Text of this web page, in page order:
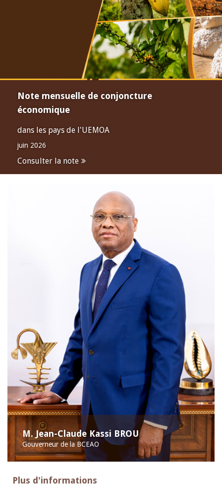
Note mensuelle de conjoncture
économique
dans les pays de l'UEMOA
juin 2026
Consulter la note
M. Jean-Claude Kassi BROU
Gouverneur de la BCEAO
Plus d'informations